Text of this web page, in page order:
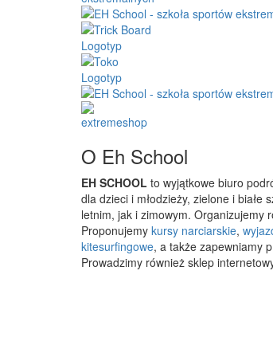
O Eh School
EH SCHOOL to wyjątkowe biuro
dla dzieci i młodzieży, zielone i białe
letnim, jak i zimowym. Organizujemy
Proponujemy kursy narciarskie,
kitesurfingowe, a także zapewniamy
Prowadzimy również sklep